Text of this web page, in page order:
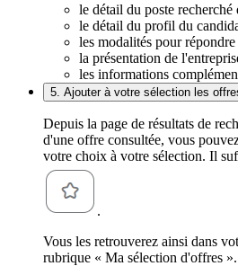
le détail du poste recherché
le détail du profil du
les modalités pour
la présentation de
les informations
5. Ajouter à votre sélection les
Depuis la page de résultats de
d'une offre consultée, vous
votre choix à votre sélection. Il
.
Vous les retrouverez ainsi dans
rubrique « Ma sélection d'offres ».